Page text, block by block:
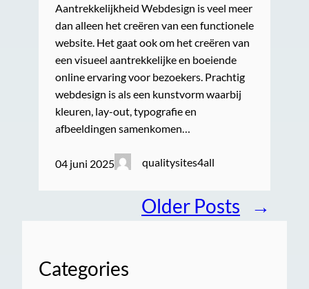
Aantrekkelijkheid Webdesign is veel meer
dan alleen het creëren van een functionele
website. Het gaat ook om het creëren van
een visueel aantrekkelijke en boeiende
online ervaring voor bezoekers. Prachtig
webdesign is als een kunstvorm waarbij
kleuren, lay-out, typografie en
afbeeldingen samenkomen…
04 juni 2025 qualitysites4all
Older Posts →
Categories